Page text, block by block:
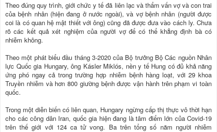
Theo đúng quy trình, giới chức y tế đã liên lạc và thẩm vấn vợ và con trai
của bệnh nhân (hiện đang ở nước ngoài), và vợ bệnh nhân (người được
coi là có quan hệ mật thiết với ông) cũng đã được đưa vào cách ly. Chưa
rõ các kết quả xét nghiệm của người vợ để có thể khẳng định bà có
nhiễm không.
Theo một phát biểu đầu tháng 3-2020 của Bộ trưởng Bộ Các nguồn Nhân
lực Quốc gia Hungary, ông Kásler Miklós, nền y tế Hung có đủ khả năng
ứng phó ngay cả trong trường hợp nhiễm bệnh hàng loạt, với 29 khoa
Truyền nhiễm và hơn 800 giường bệnh được vận hành trên phạm vi toàn
quốc.
Trong một diễn biến có liên quan, Hungary ngừng cấp thị thực vô thời hạn
cho các công dân Iran, quốc gia hiện đang là tâm điểm lớn của Covid-19
trên thế giới với 124 ca tử vong. Ba trên tổng số năm người nhiễm